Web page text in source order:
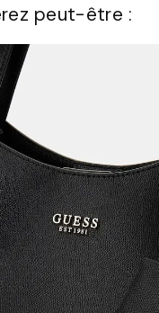
peut-être :